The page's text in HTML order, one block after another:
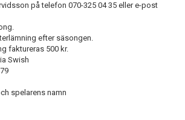
på telefon 070-325 04 35 eller e-post
efter säsongen.
faktureras 500 kr.
Swish
spelarens namn